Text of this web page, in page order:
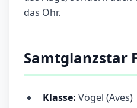
das Ohr.
Samtglanzstar
Klasse: Vögel (Aves)